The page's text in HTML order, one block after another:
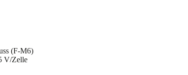
(F-M6)
V/Zelle